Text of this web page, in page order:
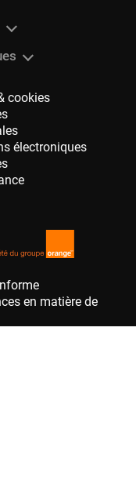
en matière de